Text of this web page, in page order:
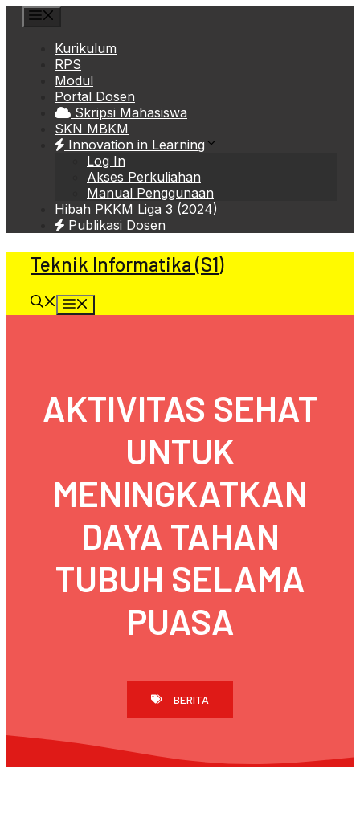
Skip
Kurikulum
RPS
Modul
Portal Dosen
Skripsi Mahasiswa
SKN MBKM
Innovation in Learning
Log In
Akses Perkuliahan
Manual Penggunaan
Hibah PKKM Liga 3 (2024)
Publikasi Dosen
Teknik Informatika (S1)
AKTIVITAS SEHAT
UNTUK
MENINGKATKAN
DAYA TAHAN
TUBUH SELAMA
PUASA
BERITA